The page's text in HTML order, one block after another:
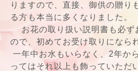
りますので、直接、御供の贈り
る方も本当に多くなりました。
お花の取り扱い説明書も必ず
ので、初めてお受け取りになら
一年中お水もいらなく、2年か
ってはそれ以上も飾っていただ